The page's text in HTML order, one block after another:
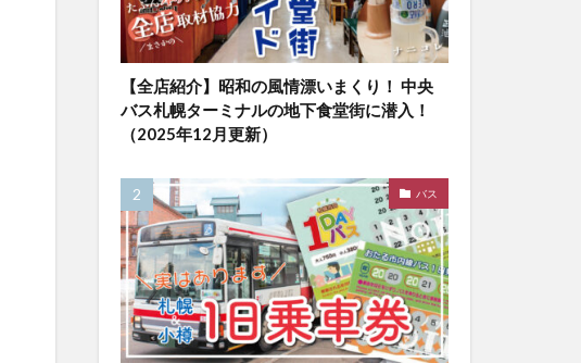
【全店紹介】昭和の風情漂いまくり！ 中央
バス札幌ターミナルの地下食堂街に潜入！
（2025年12月更新）
バス